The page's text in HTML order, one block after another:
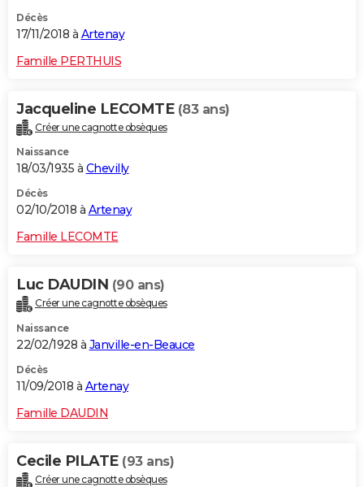
Décès
17/11/2018 à Artenay
Famille PERTHUIS
Jacqueline LECOMTE (83 ans)
Créer une cagnotte obsèques
Naissance
18/03/1935 à Chevilly
Décès
02/10/2018 à Artenay
Famille LECOMTE
Luc DAUDIN (90 ans)
Créer une cagnotte obsèques
Naissance
22/02/1928 à Janville-en-Beauce
Décès
11/09/2018 à Artenay
Famille DAUDIN
Cecile PILATE (93 ans)
Créer une cagnotte obsèques